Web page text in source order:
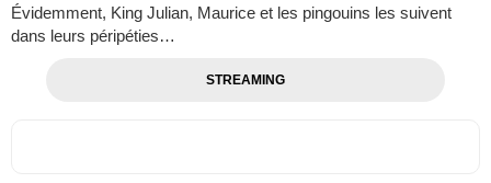
Évidemment, King Julian, Maurice et les pingouins les suivent
dans leurs péripéties…
STREAMING